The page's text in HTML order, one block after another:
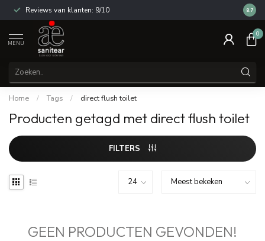
Reviews van klanten: 9/10 14
8.7
MENU
0
Home / Tags / direct flush toilet
Producten getagd met direct flush toilet
FILTERS
GEEN PRODUCTEN GEVONDEN!